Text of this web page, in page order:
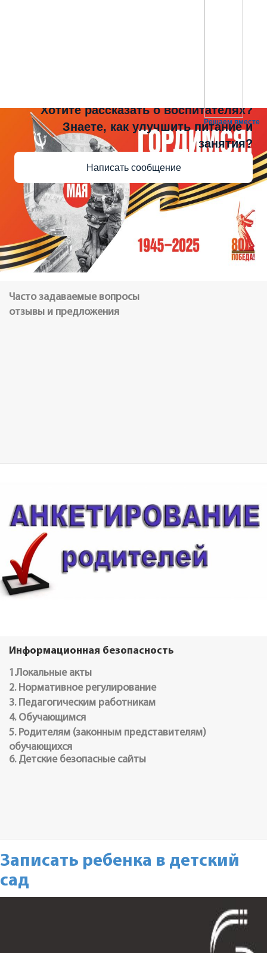
Решаем вместе
Хотите рассказать о воспитателях?
Знаете, как улучшить питание и
занятия?
Написать сообщение
Часто задаваемые вопросы
отзывы и предложения
Информационная безопасность
1.Локальные акты
2. Нормативное регулирование
3. Педагогическим работникам
4. Обучающимся
5. Родителям (законным представителям)
обучающихся
6. Детские безопасные сайты
Записать ребенка в детский
сад